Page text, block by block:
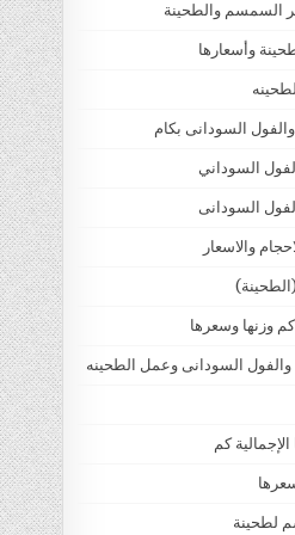
السمسم والطحينة
وأسعارها
السودانى بكام
السوداني
السودانى
والاسعار
وزنها وسعرها
السودانى وعمل الطحينه
كم
لطحينة